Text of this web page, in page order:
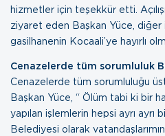
hizmetler için teşekkür etti.
ziyaret eden Başkan Yüce,
gasilhanenin Kocaali’ye hayırlı
Cenazelerde tüm sorumluluk
Cenazelerde tüm sorumluluğu
Başkan Yüce, “ Ölüm tabi ki bir
yapılan işlemlerin hepsi ayrı ayrı
Belediyesi olarak